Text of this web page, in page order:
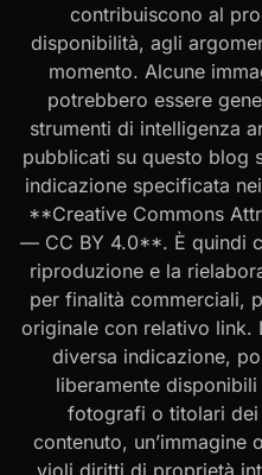
contribuiscono al
disponibilità, agli
momento. Alcune
potrebbero essere
strumenti di intelligenza
pubblicati su questo blog
indicazione specificata
**Creative Commons
— CC BY 4.0**. È quindi
riproduzione e la
per finalità commerciali,
originale con relativo link.
diversa indicazione,
liberamente
fotografi o titolari
contenuto, un’immagine